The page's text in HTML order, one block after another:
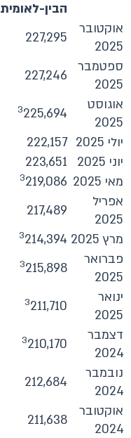
הבין-לאומית
אוקטובר
2025
227,295
ספטמבר
2025
227,246
אוגוסט
2025
3225,694
יולי 2025
222,157
יוני 2025
223,651
מאי 2025
3219,086
אפריל
2025
217,489
מרץ 2025
3214,394
פברואר
2025
3215,898
ינואר
2025
3211,710
דצמבר
2024
3210,170
נובמבר
2024
212,684
אוקטובר
2024
211,638